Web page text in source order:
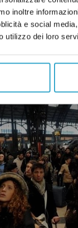
inoltre
e social
utilizzo dei loro
non mostra